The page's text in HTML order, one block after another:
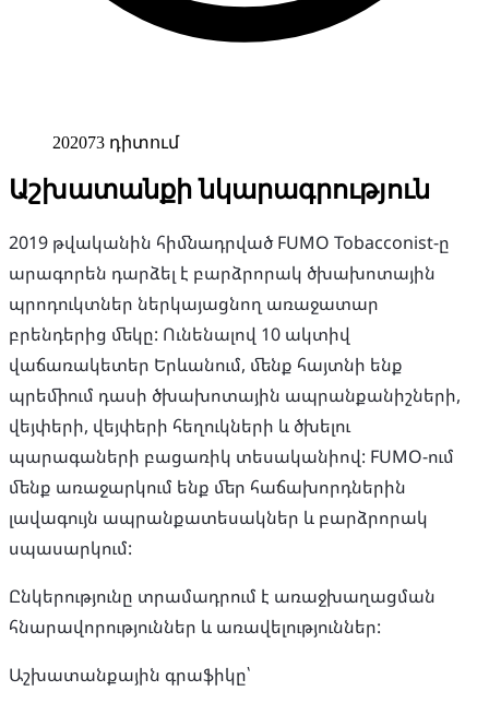
202073 դիտում
Աշխատանքի նկարագրություն
2019 թվականին հիմնադրված FUMO Tobacconist-ը
արագորեն դարձել է բարձրորակ ծխախոտային
պրոդուկտներ ներկայացնող առաջատար
բրենդերից մեկը: Ունենալով 10 ակտիվ
վաճառակետեր Երևանում, մենք հայտնի ենք
պրեմիում դասի ծխախոտային ապրանքանիշների,
վեյփերի, վեյփերի հեղուկների և ծխելու
պարագաների բացառիկ տեսականիով: FUMO-ում
մենք առաջարկում ենք մեր հաճախորդներին
լավագույն ապրանքատեսակներ և բարձրորակ
սպասարկում:
Ընկերությունը տրամադրում է առաջխաղացման
հնարավորություններ և առավելություններ:
Աշխատանքային գրաֆիկը՝